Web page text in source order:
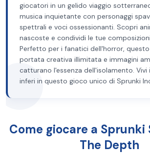
giocatori in un gelido viaggio
musica inquietante con personaggi
spettrali e voci ossessionanti. Scopri
nascoste e condividi le tue
Perfetto per i fanatici dell'horror,
portata creativa illimitata e immagini
catturano l'essenza dell'isolamento. Vivi
inferi in questo gioco unico di Sprunki
Come giocare a Sprunki
The Depth